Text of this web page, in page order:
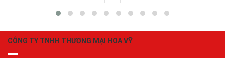
CÔNG TY TNHH THƯƠNG MẠI HOA VỸ